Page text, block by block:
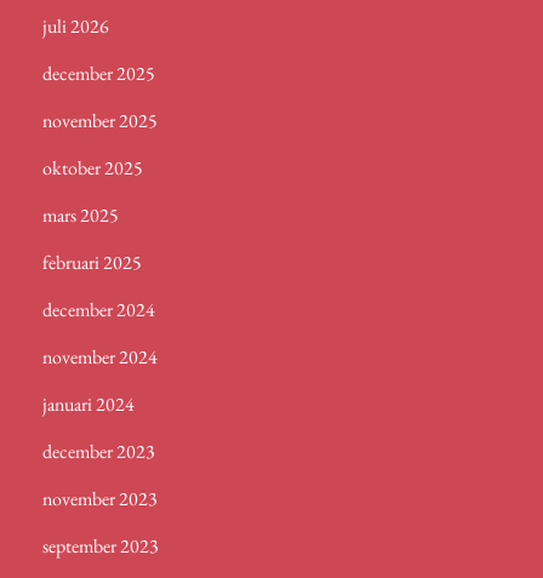
juli 2026
december 2025
november 2025
oktober 2025
mars 2025
februari 2025
december 2024
november 2024
januari 2024
december 2023
november 2023
september 2023